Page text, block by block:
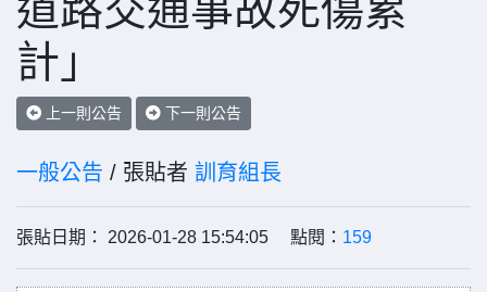
道路交通事故死傷累
計」
上一則公告 下一則公告
一般公告 / 張貼者 訓育組長
張貼日期： 2026-01-28 15:54:05 點閱： 159